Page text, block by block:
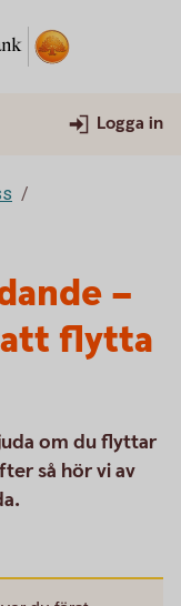
Logga in
–
flytta
om du flyttar
så hör vi av